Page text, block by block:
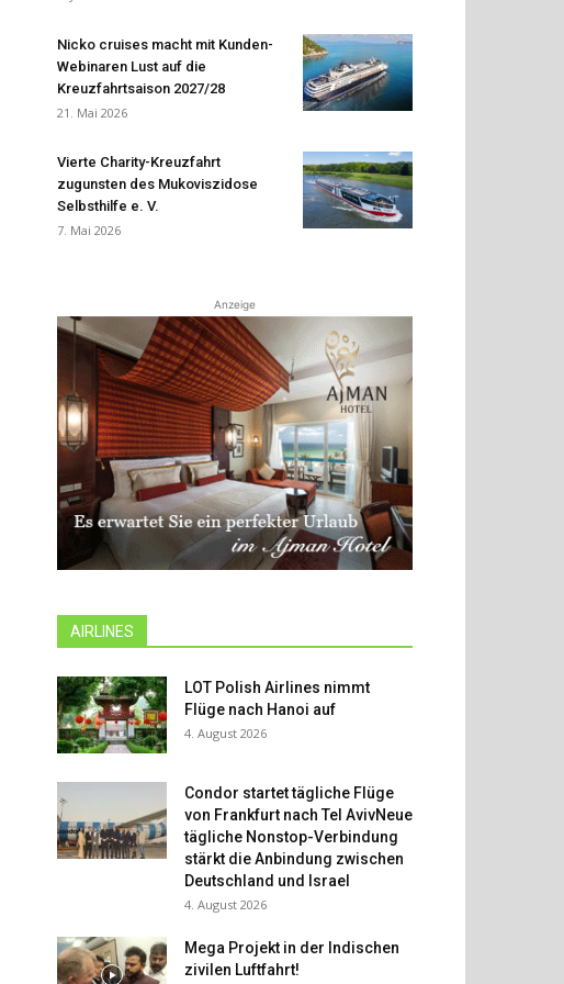
Nicko cruises macht mit Kunden-
Webinaren Lust auf die
Kreuzfahrtsaison 2027/28
21. Mai 2026
Vierte Charity-Kreuzfahrt
zugunsten des Mukoviszidose
Selbsthilfe e. V.
7. Mai 2026
Anzeige
AIRLINES
LOT Polish Airlines nimmt
Flüge nach Hanoi auf
4. August 2026
Condor startet tägliche Flüge
von Frankfurt nach Tel AvivNeue
tägliche Nonstop-Verbindung
stärkt die Anbindung zwischen
Deutschland und Israel
4. August 2026
Mega Projekt in der Indischen
zivilen Luftfahrt!